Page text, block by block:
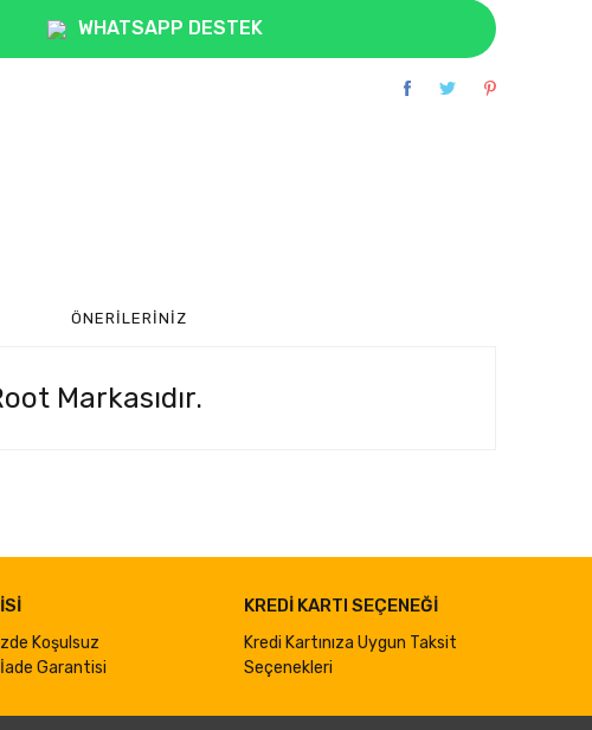
WHATSAPP DESTEK
ÖNERILERINIZ
Markasıdır.
Koşulsuz
Garantisi
KREDİ KARTI SEÇENEĞİ
Kredi Kartınıza Uygun Taksit
Seçenekleri